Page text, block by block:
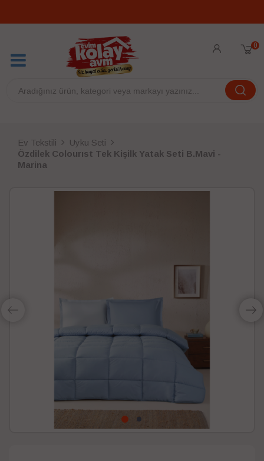
0
Ev Tekstili
Uyku Seti
Özdilek Colourıst Tek Kişilk Yatak Seti B.Mavi -
Marina